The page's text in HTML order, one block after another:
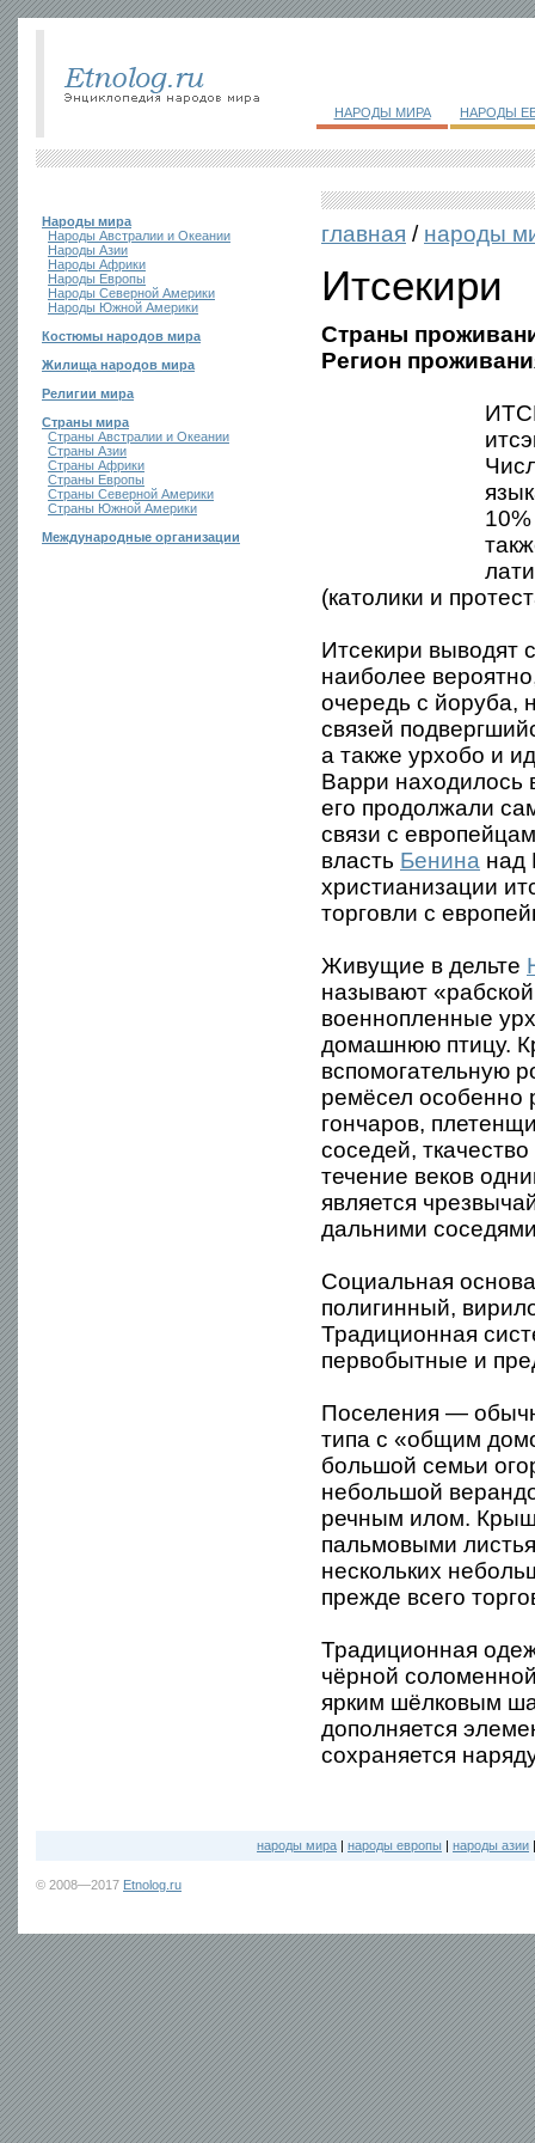
НАРОДЫ МИРА НАРОДЫ
Народы мира
Народы Австралии и Океании
Народы Азии
Народы Африки
Народы Европы
Народы Северной Америки
Народы Южной Америки
Костюмы народов мира
Жилища народов мира
Религии мира
Страны мира
Страны Австралии и Океании
Страны Азии
Страны Африки
Страны Европы
Страны Северной Америки
Страны Южной Америки
Международные организации
главная / народы
Итсекири
Страны
Регион
(католики и
Итсекири выводят
наиболее
очередь с йоруба,
связей
а также урхобо и
Варри находилось
его продолжали
связи с
власть Бенина над
христианизации
торговли с
Живущие в дельте
называют
военнопленные
домашнюю птицу.
вспомогательную
ремёсел особенно
гончаров,
соседей,
течение веков
является
дальними
Социальная
полигинный,
Традиционная
первобытные и
Поселения —
типа с «общим
большой семьи
небольшой
речным илом.
пальмовыми
нескольких
прежде всего
Традиционная
чёрной
ярким шёлковым
дополняется
сохраняется
народы мира | народы европы | народы азии
© 2008—2017 Etnolog.ru